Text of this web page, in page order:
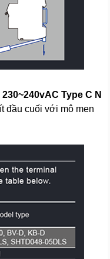
Type C N
đầu cuối với mô men